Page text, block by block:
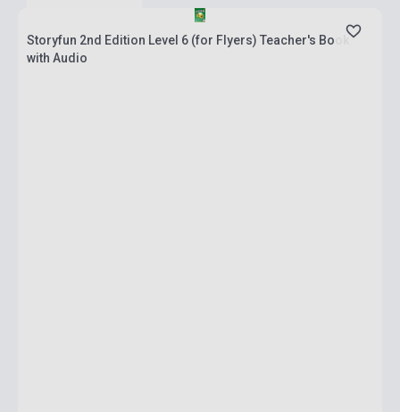
Storyfun 2nd Edition Level 6 (for Flyers) Teacher's Book
with Audio